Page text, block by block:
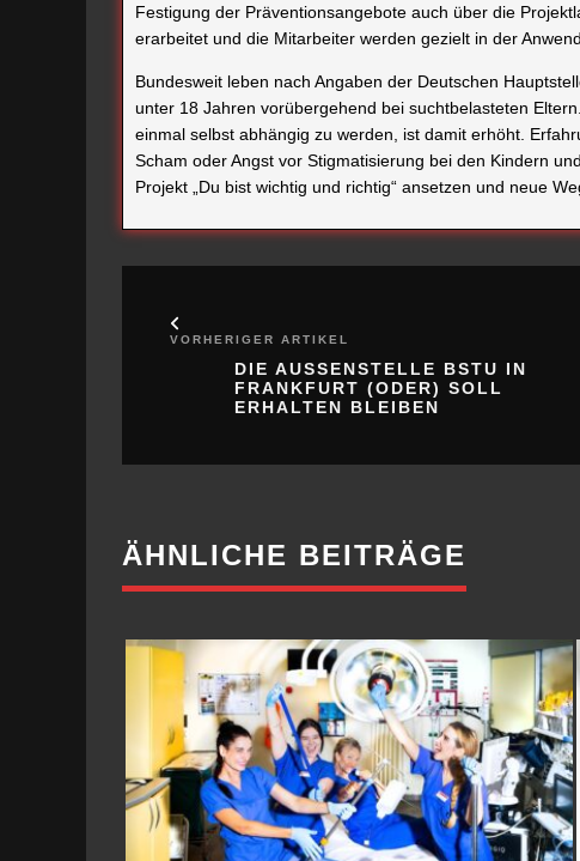
Festigung der Präventionsangebote auch über die
erarbeitet und die Mitarbeiter werden gezielt in der
Bundesweit leben nach Angaben der Deutschen
unter 18 Jahren vorübergehend bei suchtbelasteten
einmal selbst abhängig zu werden, ist damit erhöht.
Scham oder Angst vor Stigmatisierung bei den Kindern
Projekt „Du bist wichtig und richtig“ ansetzen und neue
VORHERIGER ARTIKEL
DIE AUSSENSTELLE BSTU IN F
RANKFURT (ODER) SOLL E
RHALTEN BLEIBEN
ÄHNLICHE BEITRÄGE